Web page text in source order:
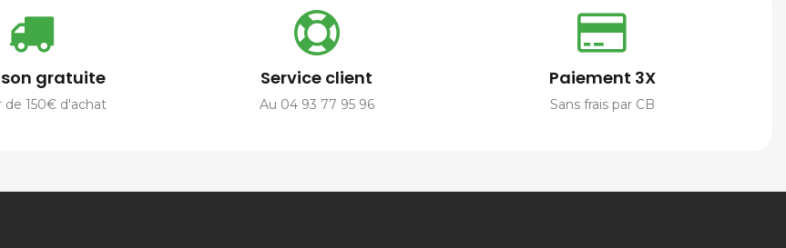
gratuite
de 150€ d'achat
Service client
Au 04 93 77 95 96
Paiement 3X
Sans frais par CB